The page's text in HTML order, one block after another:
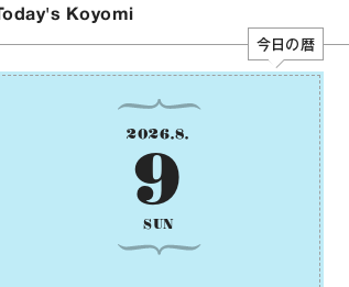
Today's Koyomi
今日の暦
2026.8.
9
SUN